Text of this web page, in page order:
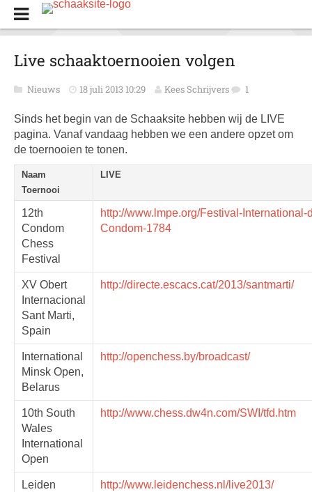
Live schaaktoernooien volgen
Nieuws 18 juli 2013 10:29 Kees Schrijvers 1
Sinds het begin van de Schaaksite hebben wij de LIVE
pagina. Vanaf vandaag hebben we een andere opzet om
de toernooien te tonen.
Naam
Toernooi
LIVE
12th
Condom
Chess
Festival
http://www.lmpe.org/Festival-International-
Condom-1784
XV Obert
Internacional
Sant Marti,
Spain
http://directe.escacs.cat/2013/santmarti/
International
Minsk Open,
Belarus
http://openchess.by/broadcast/
10th South
Wales
International
Open
http://www.chess.dw4n.com/SWI/tfd.htm
Leiden
http://www.leidenchess.nl/live2013/